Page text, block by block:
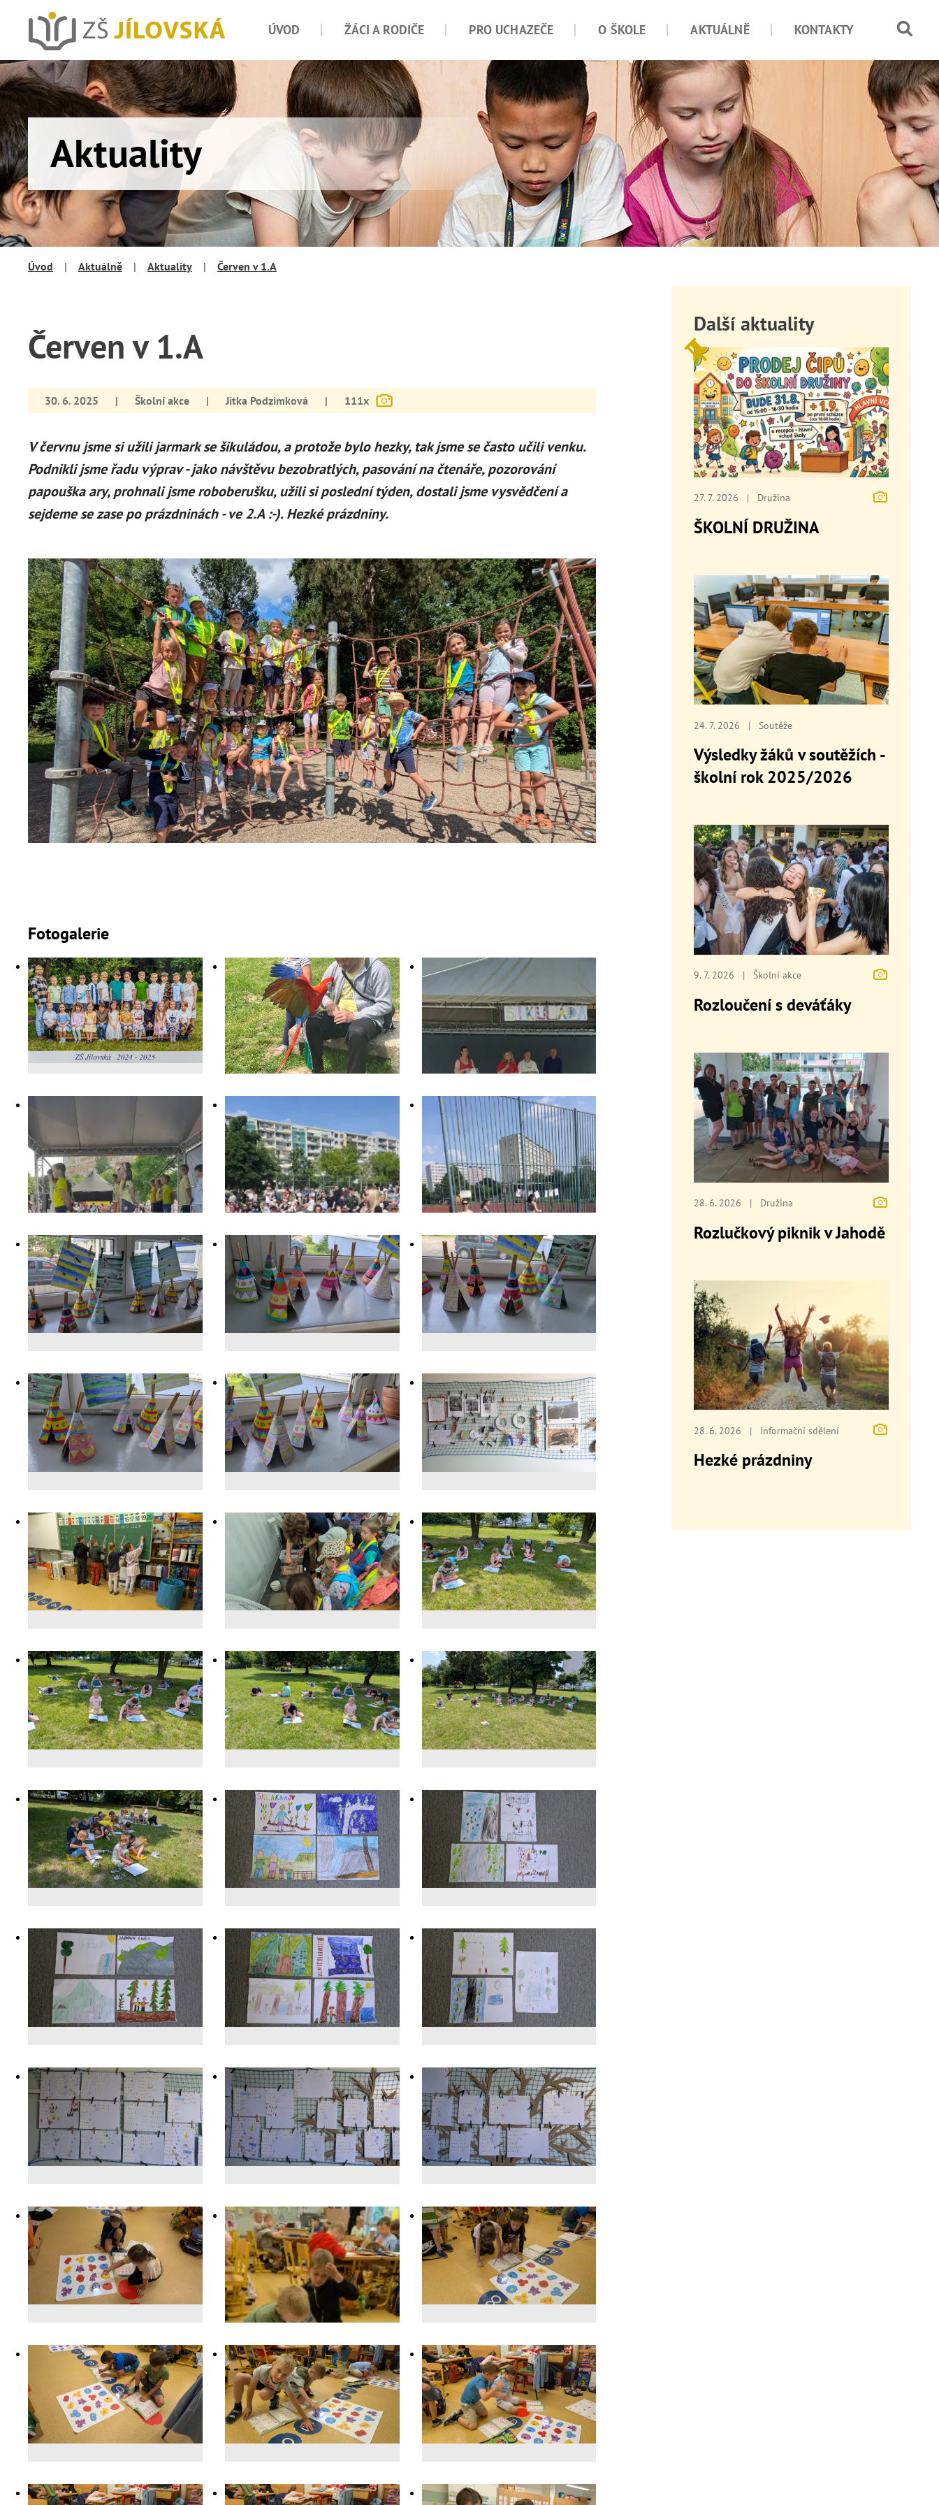
ÚVOD ŽÁCI A RODIČE PRO UCHAZEČE O ŠKOLE AKTUÁLNĚ KONTAKTY
Aktuality
Úvod | Aktuálně | Aktuality | Červen v 1.A
Červen v 1.A
30. 6. 2025 | Školní akce | Jitka Podzimková | 111x
V červnu jsme si užili jarmark se šikuládou, a protože bylo hezky, tak jsme se často učili venku.
Podnikli jsme řadu výprav - jako návštěvu bezobratlých, pasování na čtenáře, pozorování
papouška ary, prohnali jsme roboberušku, užili si poslední týden, dostali jsme vysvědčení a
sejdeme se zase po prázdninách - ve 2.A :-). Hezké prázdniny.
Fotogalerie
Další aktuality
27. 7. 2026 | Družina
ŠKOLNÍ DRUŽINA
24. 7. 2026 | Soutěže
Výsledky žáků v soutěžích -
školní rok 2025/2026
9. 7. 2026 | Školní akce
Rozloučení s deváťáky
28. 6. 2026 | Družina
Rozlučkový piknik v Jahodě
28. 6. 2026 | Informační sdělení
Hezké prázdniny